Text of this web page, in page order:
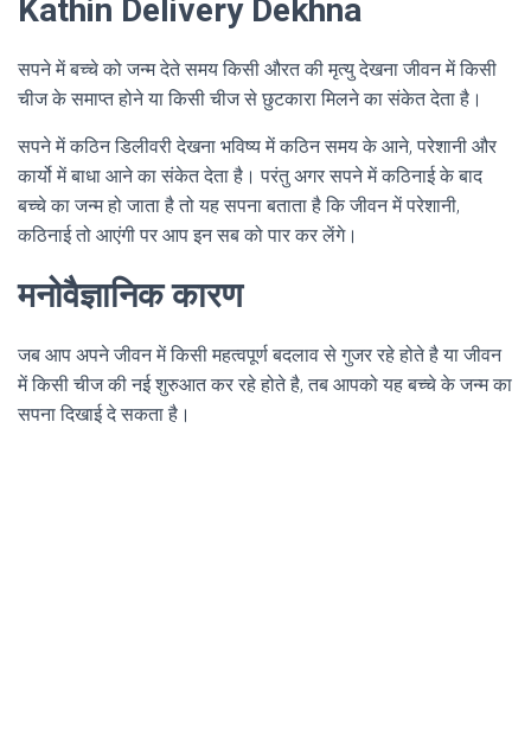
Kathin Delivery Dekhna
सपने में बच्चे को जन्म देते समय किसी औरत की मृत्यु देखना जीवन में किसी
चीज के समाप्त होने या किसी चीज से छुटकारा मिलने का संकेत देता है।
सपने में कठिन डिलीवरी देखना भविष्य में कठिन समय के आने, परेशानी और
कार्यो में बाधा आने का संकेत देता है। परंतु अगर सपने में कठिनाई के बाद
बच्चे का जन्म हो जाता है तो यह सपना बताता है कि जीवन में परेशानी,
कठिनाई तो आएंगी पर आप इन सब को पार कर लेंगे।
मनोवैज्ञानिक कारण
जब आप अपने जीवन में किसी महत्वपूर्ण बदलाव से गुजर रहे होते है या जीवन
में किसी चीज की नई शुरुआत कर रहे होते है, तब आपको यह बच्चे के जन्म का
सपना दिखाई दे सकता है।